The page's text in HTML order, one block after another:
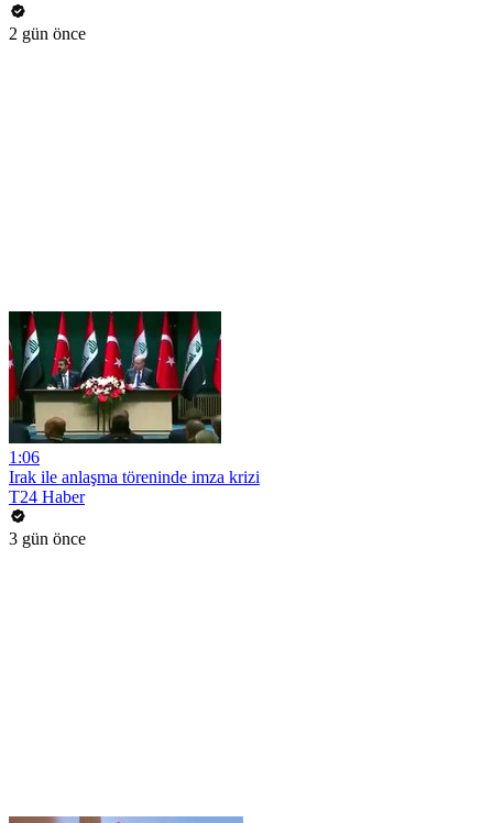
2 gün önce
1:06
Irak ile anlaşma töreninde imza krizi
T24 Haber
3 gün önce